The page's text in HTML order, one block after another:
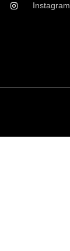
Instagram